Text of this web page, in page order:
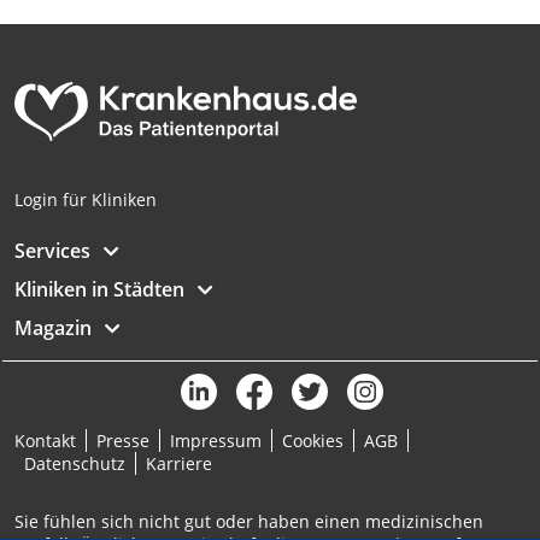
Login für Kliniken
Services
Kliniken in Städten
Magazin
Kontakt Presse Impressum Cookies
AGB
Datenschutz
Karriere
Sie fühlen sich nicht gut oder haben einen medizinischen
Analyse von Zielgruppen durch Statistiken
Entwicklung und Verbesserung der
Angebote
Verwendung reduzierter Daten zur Auswahl
von Inhalten
IAB-Besonderheiten:
Verwendung genauer Standortdaten
Geräte anhand von aktiv angeforderten
Informationen identifizieren
Nicht-IAB-Verarbeitungszwecke:
Notwendig
Funktional